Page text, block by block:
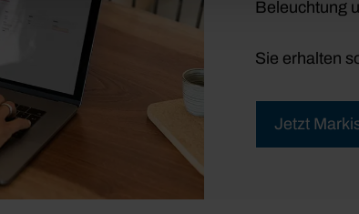
Beleuchtung
Sie erhalten
Jetzt